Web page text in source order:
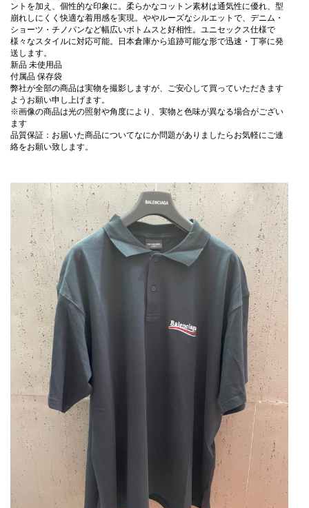
ントを加え、個性的な印象に。柔らかなコットン素材は通気性に優れ、型
崩れしにくく快適な着用感を実現。ややルーズなシルエットで、デニム・
ショーツ・チノパンなど幅広いボトムスと好相性。ユニセックス仕様で
様々なスタイルに対応可能。日本倉庫から追跡可能な形で迅速・丁寧に発
送します。
新品 未使用品
付属品 保存袋
弊社が全部の商品は実物を撮影しますが、ご安心して買っていただきます
ようお願い申し上げます。
※画像の商品は光の照射や角度により、実物と色味が異なる場合がござい
ます
品質保証：お届いた商品についてなにか問題がありましたらお気軽にご連
絡をお願い致します。